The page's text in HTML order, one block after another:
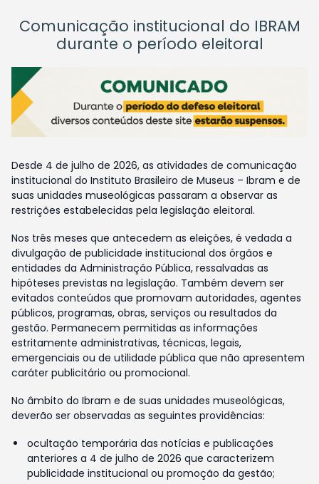
Comunicação institucional do IBRAM
durante o período eleitoral
Desde 4 de julho de 2026, as atividades de comunicação
institucional do Instituto Brasileiro de Museus – Ibram e de
suas unidades museológicas passaram a observar as
restrições estabelecidas pela legislação eleitoral.
Nos três meses que antecedem as eleições, é vedada a
divulgação de publicidade institucional dos órgãos e
entidades da Administração Pública, ressalvadas as
hipóteses previstas na legislação. Também devem ser
evitados conteúdos que promovam autoridades, agentes
públicos, programas, obras, serviços ou resultados da
gestão. Permanecem permitidas as informações
estritamente administrativas, técnicas, legais,
emergenciais ou de utilidade pública que não apresentem
caráter publicitário ou promocional.
No âmbito do Ibram e de suas unidades museológicas,
deverão ser observadas as seguintes providências:
ocultação temporária das notícias e publicações
anteriores a 4 de julho de 2026 que caracterizem
publicidade institucional ou promoção da gestão;